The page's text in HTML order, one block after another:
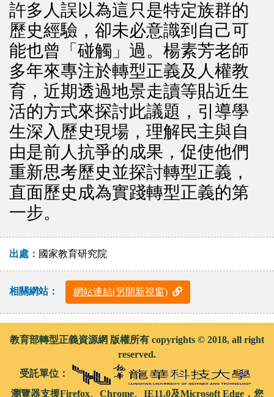
許多人誤以為這只是特定族群的
歷史經驗，卻未必意識到自己可
能也曾「碰觸」過。楊素芳老師
多年來專注於轉型正義及人權教
育，近期透過地景走讀等貼近生
活的方式來探討此議題，引導學
生深入歷史現場，理解民主與自
由是前人抗爭的成果，促使他們
重新思考歷史並探討轉型正義，
直面歷史成為實踐轉型正義的第
一步。
出處： 國家教育研究院
相關網站： 網站連結(另開新視窗)
教育部轉型正義資源網 版權所有 copyrights © 2018, all right
reserved.
受託單位：
瀏覽器支援Firefox、Chrome、IE11.0及Microsoft Edge，您